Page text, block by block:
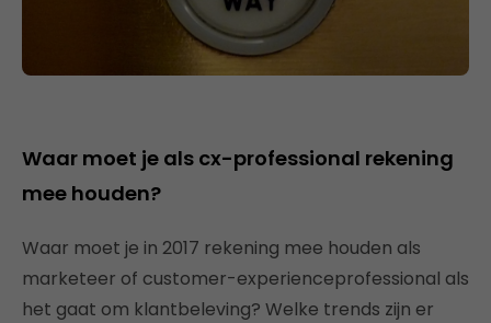
Waar moet je als cx-professional rekening
mee houden?
Waar moet je in 2017 rekening mee houden als
marketeer of customer-experienceprofessional als
het gaat om klantbeleving? Welke trends zijn er